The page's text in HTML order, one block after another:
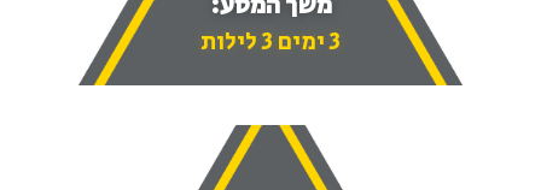
3 ימים 3 לילות